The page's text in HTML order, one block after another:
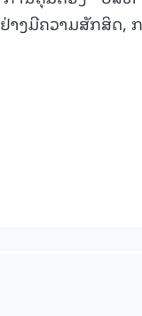
ມີຄວາມສັກສິດ, ກ